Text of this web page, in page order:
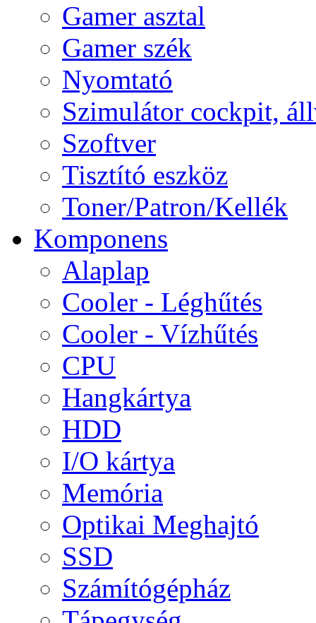
Gamer asztal
Gamer szék
Nyomtató
Szimulátor cockpit,
Szoftver
Tisztító eszköz
Toner/Patron/Kellék
Komponens
Alaplap
Cooler - Léghűtés
Cooler - Vízhűtés
CPU
Hangkártya
HDD
I/O kártya
Memória
Optikai Meghajtó
SSD
Számítógépház